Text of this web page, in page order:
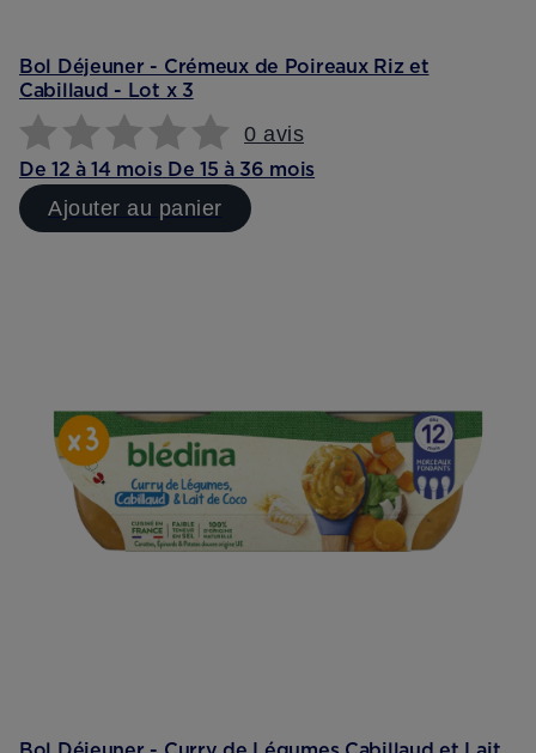
Bol Déjeuner - Crémeux de Poireaux Riz et
Cabillaud - Lot x 3
0 avis
De 12 à 14 mois De 15 à 36 mois
Ajouter au panier